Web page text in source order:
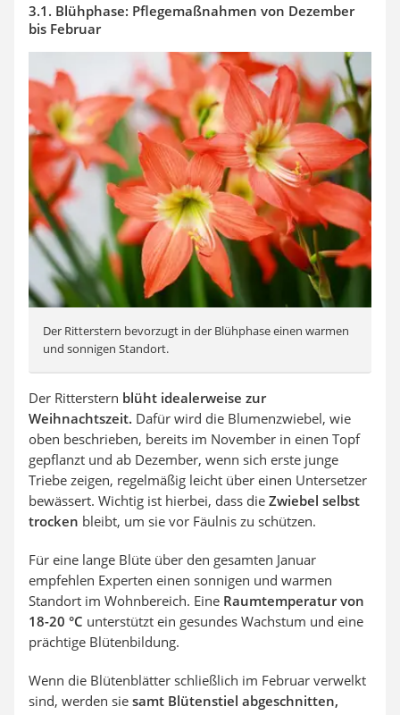
3.1. Blühphase: Pflegemaßnahmen von Dezember
bis Februar
Der Ritterstern bevorzugt in der Blühphase einen warmen
und sonnigen Standort.
Der Ritterstern blüht idealerweise zur
Weihnachtszeit. Dafür wird die Blumenzwiebel, wie
oben beschrieben, bereits im November in einen Topf
gepflanzt und ab Dezember, wenn sich erste junge
Triebe zeigen, regelmäßig leicht über einen Untersetzer
bewässert. Wichtig ist hierbei, dass die Zwiebel selbst
trocken bleibt, um sie vor Fäulnis zu schützen.
Für eine lange Blüte über den gesamten Januar
empfehlen Experten einen sonnigen und warmen
Standort im Wohnbereich. Eine Raumtemperatur von
18-20 °C unterstützt ein gesundes Wachstum und eine
prächtige Blütenbildung.
Wenn die Blütenblätter schließlich im Februar verwelkt
sind, werden sie samt Blütenstiel abgeschnitten,